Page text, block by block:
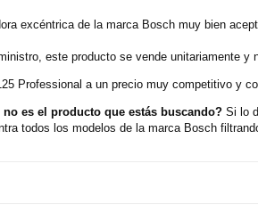
excéntrica de la marca Bosch muy bien
este producto se vende unitariamente y
Professional a un precio muy competitivo y
es el producto que estás buscando? Si lo
todos los modelos de la marca Bosch